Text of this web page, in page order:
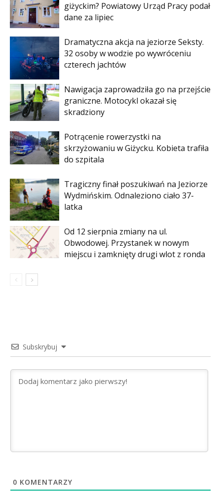
giżyckim? Powiatowy Urząd Pracy podał
dane za lipiec
Dramatyczna akcja na jeziorze Seksty.
32 osoby w wodzie po wywróceniu
czterech jachtów
Nawigacja zaprowadziła go na przejście
graniczne. Motocykl okazał się
skradziony
Potrącenie rowerzystki na
skrzyżowaniu w Giżycku. Kobieta trafiła
do szpitala
Tragiczny finał poszukiwań na Jeziorze
Wydmińskim. Odnaleziono ciało 37-
latka
Od 12 sierpnia zmiany na ul.
Obwodowej. Przystanek w nowym
miejscu i zamknięty drugi wlot z ronda
Subskrybuj
0 KOMENTARZY